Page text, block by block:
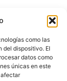
como las
del dispositivo. El
datos como
únicas en este
para